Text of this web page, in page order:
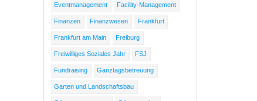
Eventmanagement Facility-Management
Finanzen Finanzwesen Frankfurt
Frankfurt am Main Freiburg
Freiwilliges Soziales Jahr FSJ
Fundraising Ganztagsbetreuung
Garten und Landschaftsbau